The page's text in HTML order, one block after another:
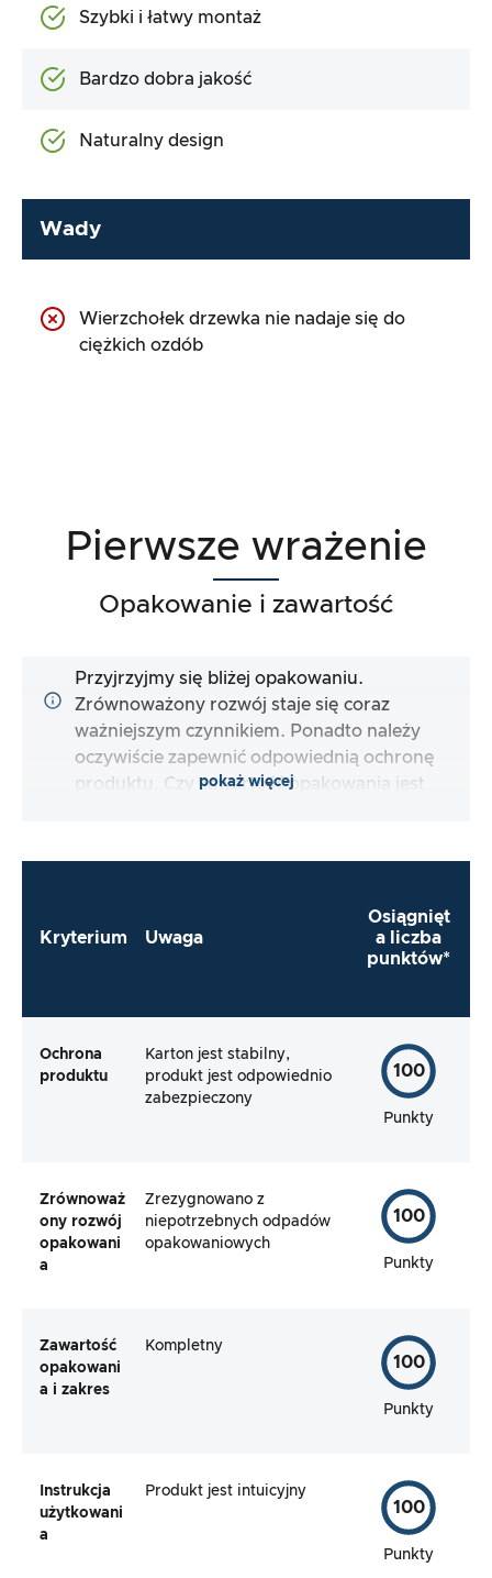
Szybki i łatwy montaż
Bardzo dobra jakość
Naturalny design
Wady
Wierzchołek drzewka nie nadaje się do
ciężkich ozdób
Pierwsze wrażenie
Opakowanie i zawartość
Przyjrzyjmy się bliżej opakowaniu.
Zrównoważony rozwój staje się coraz
ważniejszym czynnikiem. Ponadto należy
oczywiście zapewnić odpowiednią ochronę
produktu. Czy zawartość opakowania jest
pokaż więcej
Kryterium Uwaga
Osiągnięt
a liczba
punktów*
Ochrona
produktu
Karton jest stabilny,
produkt jest odpowiednio
zabezpieczony
100
Punkty
Zrównoważ
ony rozwój
opakowani
a
Zrezygnowano z
niepotrzebnych odpadów
opakowaniowych
100
Punkty
Zawartość
opakowani
a i zakres
Kompletny
100
Punkty
Instrukcja
użytkowani
a
Produkt jest intuicyjny
100
Punkty